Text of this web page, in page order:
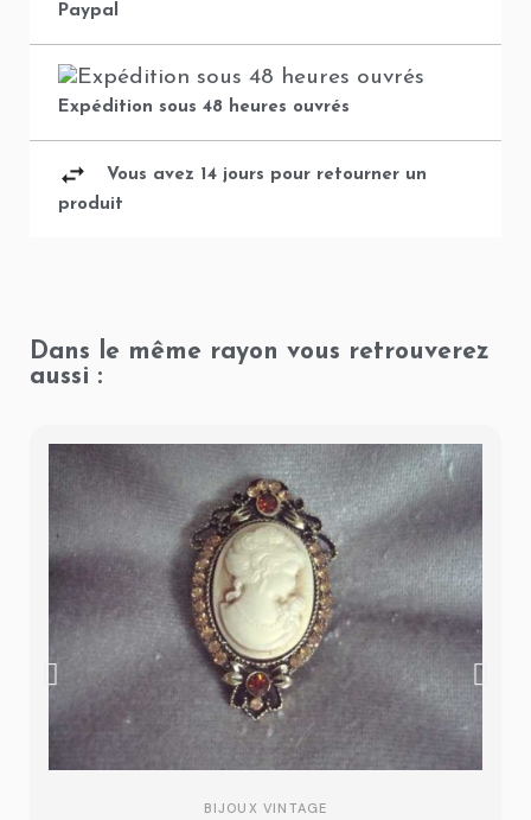
Paypal
Expédition sous 48 heures ouvrés
Vous avez 14 jours pour retourner un
produit
Dans le même rayon vous retrouverez
aussi :
BIJOUX VINTAGE